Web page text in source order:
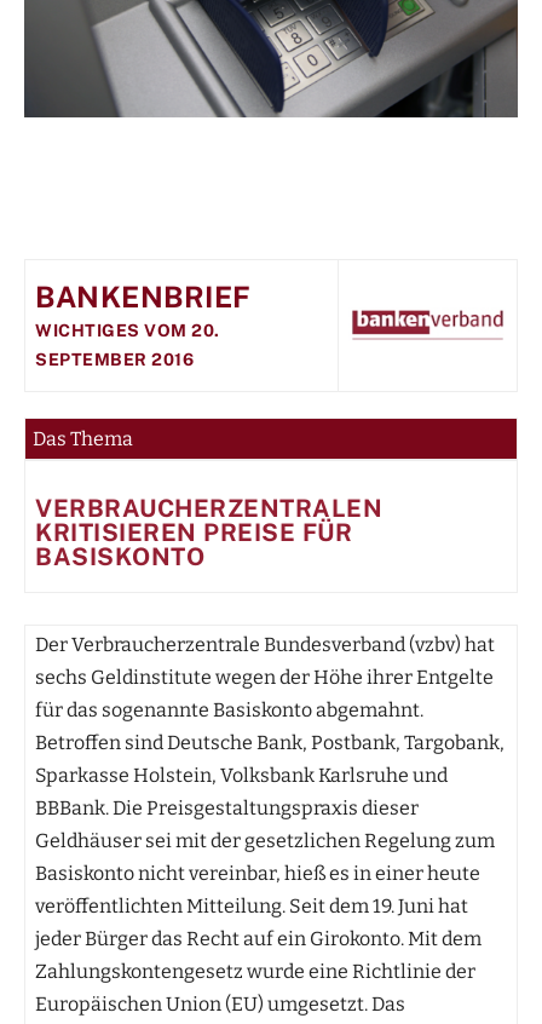
BANKENBRIEF
WICHTIGES VOM 20.
SEPTEMBER 2016
Das Thema
VERBRAUCHERZENTRALEN
KRITISIEREN PREISE FÜR
BASISKONTO
Der Verbraucherzentrale Bundesverband (vzbv) hat
sechs Geldinstitute wegen der Höhe ihrer Entgelte
für das sogenannte Basiskonto abgemahnt.
Betroffen sind Deutsche Bank, Postbank, Targobank,
Sparkasse Holstein, Volksbank Karlsruhe und
BBBank. Die Preisgestaltungspraxis dieser
Geldhäuser sei mit der gesetzlichen Regelung zum
Basiskonto nicht vereinbar, hieß es in einer heute
veröffentlichten Mitteilung. Seit dem 19. Juni hat
jeder Bürger das Recht auf ein Girokonto. Mit dem
Zahlungskontengesetz wurde eine Richtlinie der
Europäischen Union (EU) umgesetzt. Das